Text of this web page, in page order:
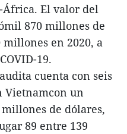
El valor del
870 millones de
en 2020, a
19.
cuenta con seis
Vietnamcon un
de dólares,
89 entre 139